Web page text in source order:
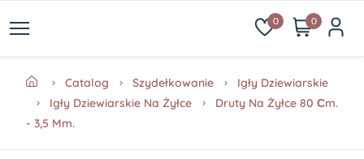
0 0
Catalog Szydełkowanie
Igły Dziewiarskie
Igły Dziewiarskie Na Żyłce
Druty Na Żyłce 80 Сm.
- 3,5 Mm.